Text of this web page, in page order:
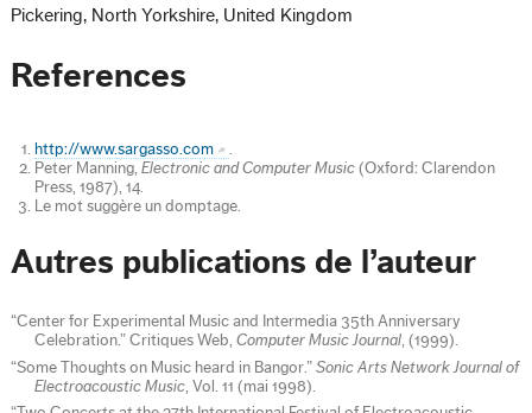
Pickering, North Yorkshire, United Kingdom
References
http://www.sargasso.com
.
Peter Manning,Electronic and Computer Music (Oxford: Clarendon
Press, 1987), 14.
Le mot suggère un domptage.
Autres publications de l’auteur
“Center for Experimental Music and Intermedia 35th Anniversary
Celebration.” Critiques Web,Computer Music Journal , (1999).
“Some Thoughts on Music heard in Bangor.” Sonic Arts Network Journal of
Electroacoustic Music , Vol. 11 (mai 1998).